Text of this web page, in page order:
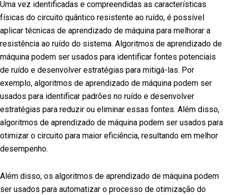
Uma vez identificadas e compreendidas as características
físicas do circuito quântico resistente ao ruído, é possível
aplicar técnicas de aprendizado de máquina para melhorar a
resistência ao ruído do sistema. Algoritmos de aprendizado de
máquina podem ser usados para identificar fontes potenciais
de ruído e desenvolver estratégias para mitigá-las. Por
exemplo, algoritmos de aprendizado de máquina podem ser
usados para identificar padrões no ruído e desenvolver
estratégias para reduzir ou eliminar essas fontes. Além disso,
algoritmos de aprendizado de máquina podem ser usados para
otimizar o circuito para maior eficiência, resultando em melhor
desempenho.
Além disso, os algoritmos de aprendizado de máquina podem
ser usados para automatizar o processo de otimização do